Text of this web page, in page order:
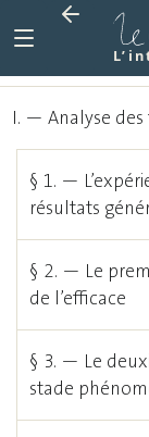
I. — Analyse des
§ 1. —
résultats
§ 2. — Le
de l’efficace
§ 3. — Le
stade